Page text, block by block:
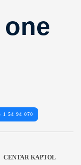
1 54 94 070
CENTAR KAPTOL